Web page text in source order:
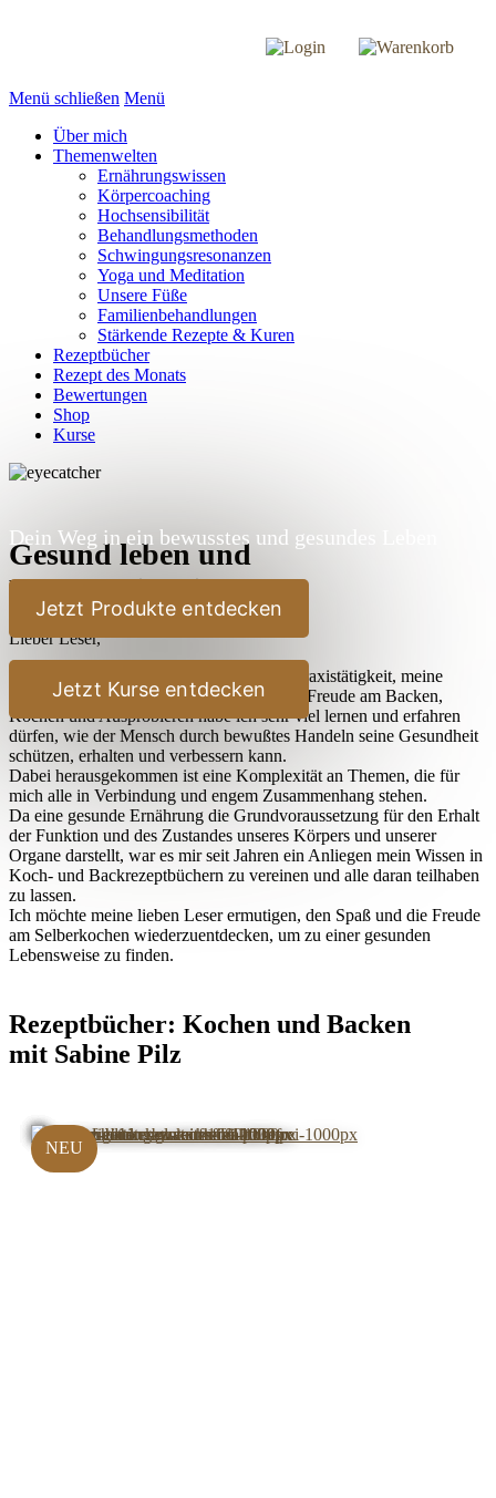
Menü schließen Menü
Über mich
Themenwelten
Ernährungswissen
Körpercoaching
Hochsensibilität
Behandlungsmethoden
Schwingungsresonanzen
Yoga und Meditation
Unsere Füße
Familienbehandlungen
Stärkende Rezepte & Kuren
Rezeptbücher
Rezept des Monats
Bewertungen
Shop
Kurse
Dein Weg in ein bewusstes und gesundes Leben
Jetzt Produkte entdecken
Jetzt Kurse entdecken
Gesund leben und
Bewußtseinsbildung
Lieber Leser,
durch meine jahrelangen Studien, meine Praxistätigkeit, meine
Reisen und nicht zuletzt durch meine stete Freude am Backen,
Kochen und Ausprobieren habe ich sehr viel lernen und erfahren
dürfen, wie der Mensch durch bewußtes Handeln seine Gesundheit
schützen, erhalten und verbessern kann.
Dabei herausgekommen ist eine Komplexität an Themen, die für
mich alle in Verbindung und engem Zusammenhang stehen.
Da eine gesunde Ernährung die Grundvoraussetzung für den Erhalt
der Funktion und des Zustandes unseres Körpers und unserer
Organe darstellt, war es mir seit Jahren ein Anliegen mein Wissen in
Koch- und Backrezeptbüchern zu vereinen und alle daran teilhaben
zu lassen.
Ich möchte meine lieben Leser ermutigen, den Spaß und die Freude
am Selberkochen wiederzuentdecken, um zu einer gesunden
Lebensweise zu finden.
Rezeptbücher: Kochen und Backen
mit Sabine Pilz
NEU